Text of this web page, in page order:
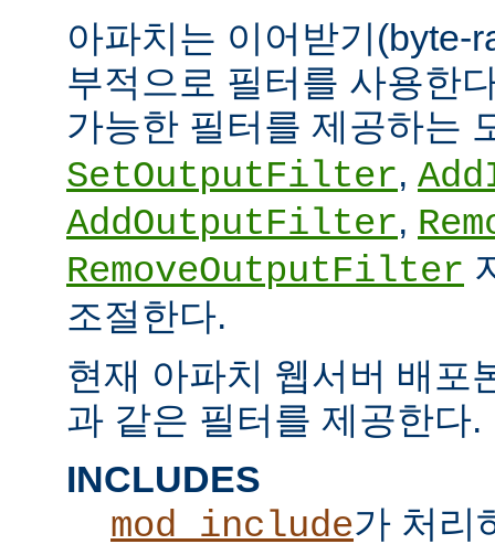
아파치는 이어받기(byte-
부적으로 필터를 사용한
가능한 필터를 제공하는
SetOutputFilter,
AddOutputFilter,
RemoveOutputFilter
조절한다.
현재 아파치 웹서버 배포
과 같은 필터를 제공한다.
INCLUDES
mod_include가 처리